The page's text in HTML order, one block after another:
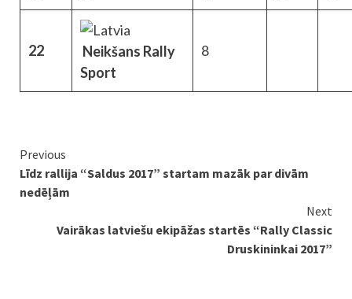
22
Neikšans Rally
Sport
8
Continue
Reading
Previous
Līdz rallija “Saldus 2017” startam mazāk par divām
nedēļām
Next
Vairākas latviešu ekipāžas startēs “Rally Classic
Druskininkai 2017”